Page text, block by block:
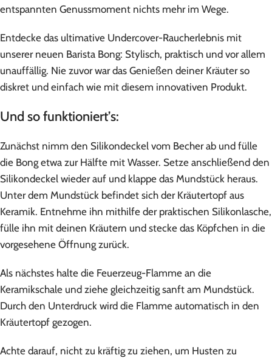
entspannten Genussmoment nichts mehr im Wege.
Entdecke das ultimative Undercover-Raucherlebnis mit
unserer neuen Barista Bong: Stylisch, praktisch und vor allem
unauffällig. Nie zuvor war das Genießen deiner Kräuter so
diskret und einfach wie mit diesem innovativen Produkt.
Und so funktioniert’s:
Zunächst nimm den Silikondeckel vom Becher ab und fülle
die Bong etwa zur Hälfte mit Wasser. Setze anschließend den
Silikondeckel wieder auf und klappe das Mundstück heraus.
Unter dem Mundstück befindet sich der Kräutertopf aus
Keramik. Entnehme ihn mithilfe der praktischen Silikonlasche,
fülle ihn mit deinen Kräutern und stecke das Köpfchen in die
vorgesehene Öffnung zurück.
Als nächstes halte die Feuerzeug-Flamme an die
Keramikschale und ziehe gleichzeitig sanft am Mundstück.
Durch den Unterdruck wird die Flamme automatisch in den
Kräutertopf gezogen.
Achte darauf, nicht zu kräftig zu ziehen, um Husten zu